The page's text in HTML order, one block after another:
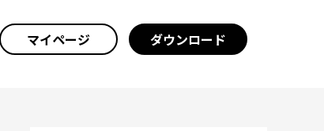
マイページ ダウンロード